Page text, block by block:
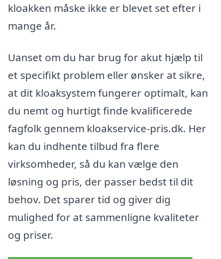
kloakken måske ikke er blevet set efter i
mange år.
Uanset om du har brug for akut hjælp til
et specifikt problem eller ønsker at sikre,
at dit kloaksystem fungerer optimalt, kan
du nemt og hurtigt finde kvalificerede
fagfolk gennem kloakservice-pris.dk. Her
kan du indhente tilbud fra flere
virksomheder, så du kan vælge den
løsning og pris, der passer bedst til dit
behov. Det sparer tid og giver dig
mulighed for at sammenligne kvaliteter
og priser.